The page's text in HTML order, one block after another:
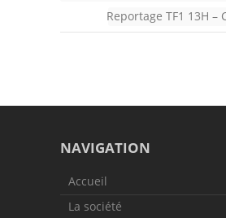
Reportage TF1 13H –
NAVIGATION
Accueil
La société